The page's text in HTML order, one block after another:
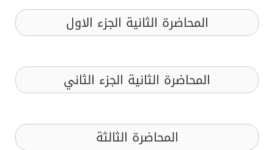
المحاضرة الثانية الجزء الاول
المحاضرة الثانية الجزء الثاني
المحاضرة الثالثة